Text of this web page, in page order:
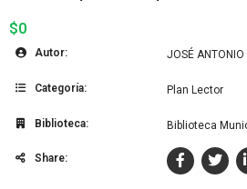
$0
Autor: JOSÉ ANTONIO
Categoría: Plan Lector
Biblioteca: Biblioteca
Share: